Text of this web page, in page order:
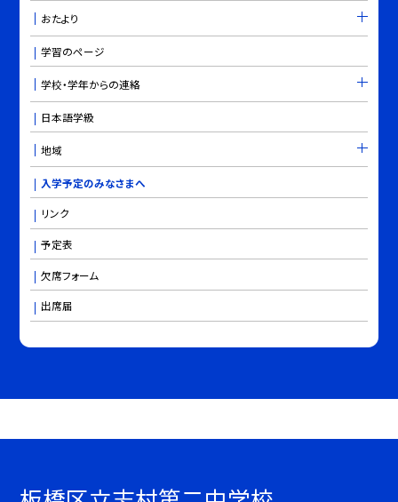
おたより
学習のページ
学校・学年からの連絡
日本語学級
地域
入学予定のみなさまへ
リンク
予定表
欠席フォーム
出席届